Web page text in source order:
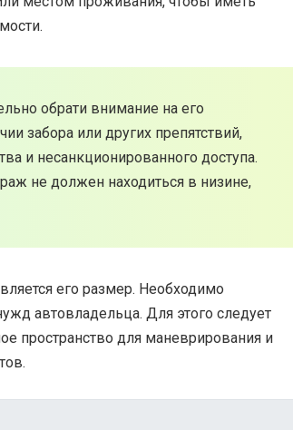
обрати внимание на его
забора или других препятствий,
и несанкционированного доступа.
не должен находиться в низине,
его размер. Необходимо
автовладельца. Для этого следует
пространство для маневрирования и